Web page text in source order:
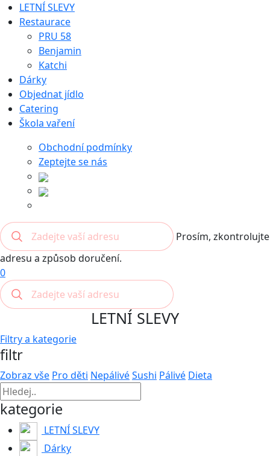
LETNÍ SLEVY
Restaurace
PRU 58
Benjamin
Katchi
Dárky
Objednat jídlo
Catering
Škola vaření
Obchodní podmínky
Zeptejte se nás
Prosím, zkontrolujte
adresu a způsob doručení.
0
LETNÍ SLEVY
Filtry a kategorie
filtr
Zobraz vše Pro děti NepálivéSushi Pálivé Dieta
kategorie
LETNÍ SLEVY
Dárky